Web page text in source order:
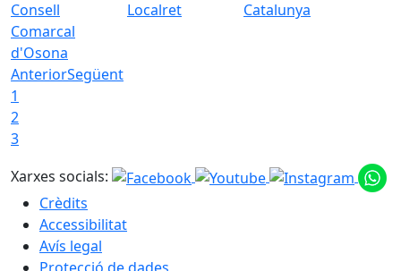
Consell
Comarcal
d'Osona
Localret
Catalunya
AnteriorSegüent
1
2
3
Xarxes socials:
Crèdits
Accessibilitat
Avís legal